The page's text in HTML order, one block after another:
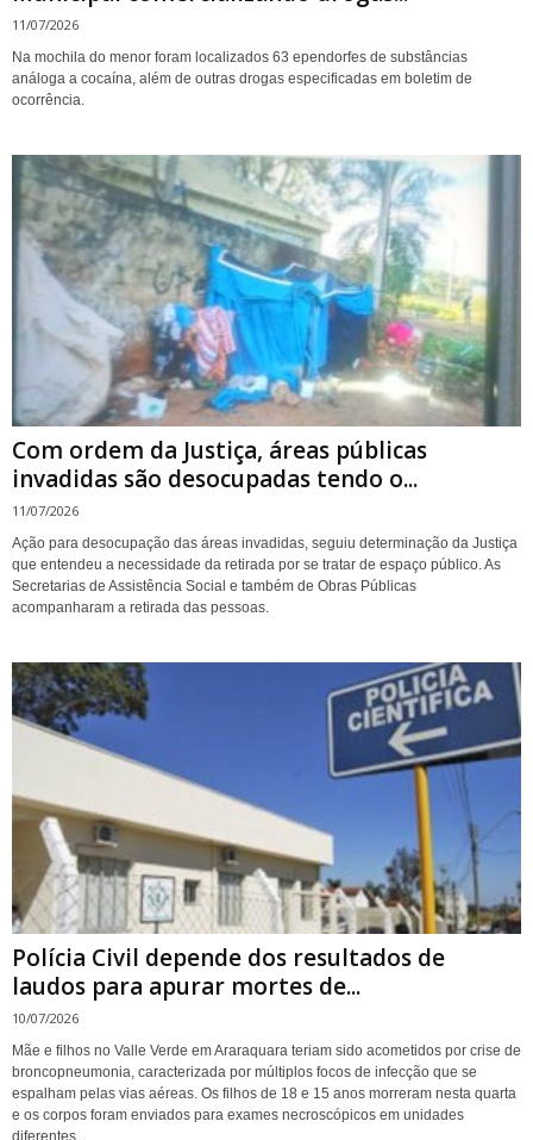
11/07/2026
Na mochila do menor foram localizados 63 ependorfes de substâncias
análoga a cocaína, além de outras drogas especificadas em boletim de
ocorrência.
Com ordem da Justiça, áreas públicas
invadidas são desocupadas tendo o...
11/07/2026
Ação para desocupação das áreas invadidas, seguiu determinação da Justiça
que entendeu a necessidade da retirada por se tratar de espaço público. As
Secretarias de Assistência Social e também de Obras Públicas
acompanharam a retirada das pessoas.
Polícia Civil depende dos resultados de
laudos para apurar mortes de...
10/07/2026
Mãe e filhos no Valle Verde em Araraquara teriam sido acometidos por crise de
broncopneumonia, caracterizada por múltiplos focos de infecção que se
espalham pelas vias aéreas. Os filhos de 18 e 15 anos morreram nesta quarta
e os corpos foram enviados para exames necroscópicos em unidades
diferentes.